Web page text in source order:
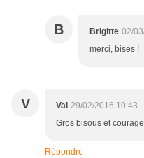
B Brigitte 02/
merci, bises !
V Val 29/02/2016 10:43
Gros bisous et
Répondre